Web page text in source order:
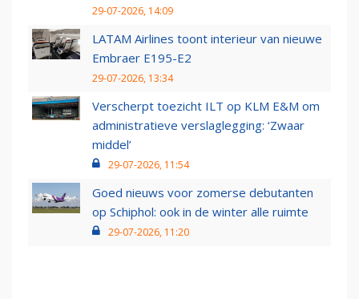
29-07-2026, 14:09
LATAM Airlines toont interieur van nieuwe
Embraer E195-E2
29-07-2026, 13:34
Verscherpt toezicht ILT op KLM E&M om
administratieve verslaglegging: ‘Zwaar
middel’
29-07-2026, 11:54
Goed nieuws voor zomerse debutanten
op Schiphol: ook in de winter alle ruimte
29-07-2026, 11:20